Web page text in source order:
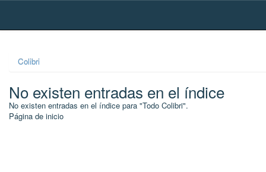
Skip
Colibri
No existen entradas en el índice
No existen entradas en el índice para "Todo Colibri".
Página de inicio